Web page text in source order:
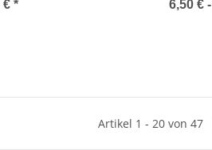
€ * 6,50 € -
Artikel 1 - 20 von 47